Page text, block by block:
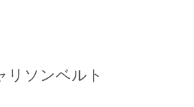
リソンベルト